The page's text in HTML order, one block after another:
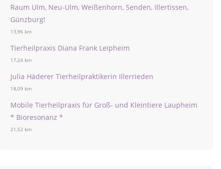
Raum Ulm, Neu-Ulm, Weißenhorn, Senden, Illertissen,
Günzburg!
13,96 km
Tierheilpraxis Diana Frank Leipheim
17,24 km
Julia Häderer Tierheilpraktikerin Illerrieden
18,09 km
Mobile Tierheilpraxis für Groß- und Kleintiere Laupheim
* Bioresonanz *
21,52 km